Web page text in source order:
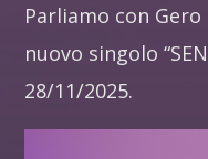
Parliamo con
nuovo singolo
28/11/2025.